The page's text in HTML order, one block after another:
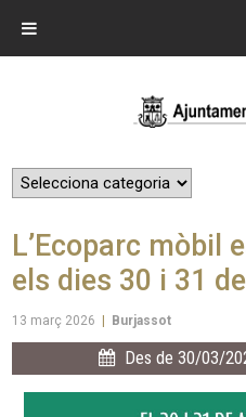
L’Ecoparc mòbil
els dies 30 i 31
13 març 2026 Burjassot
Des de 30/03/